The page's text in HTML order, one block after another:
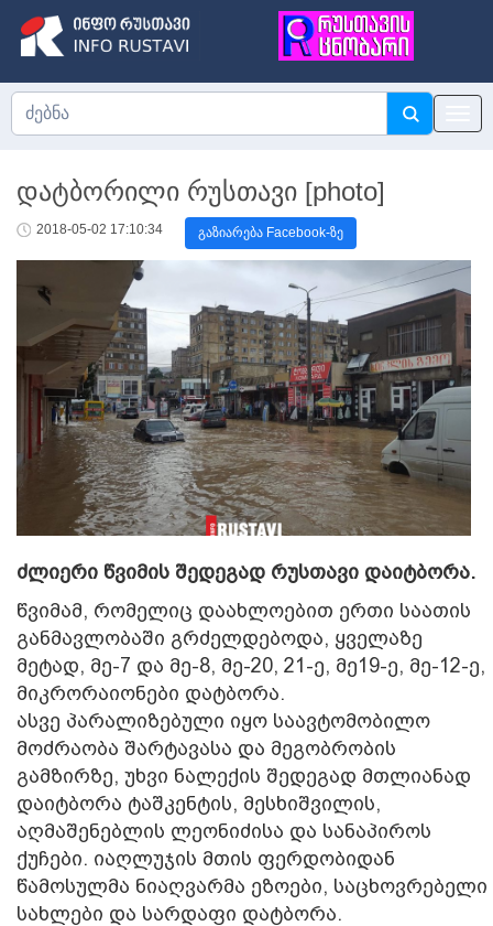
დატბორილი რუსთავი [photo]
2018-05-02 17:10:34 გაზიარება Facebook-ზე
ძლიერი წვიმის შედეგად რუსთავი დაიტბორა.
წვიმამ, რომელიც დაახლოებით ერთი საათის
განმავლობაში გრძელდებოდა, ყველაზე
მეტად, მე-7 და მე-8, მე-20, 21-ე, მე19-ე, მე-12-ე,
მიკრორაიონები დატბორა.
ასვე პარალიზებული იყო საავტომობილო
მოძრაობა შარტავასა და მეგობრობის
გამზირზე, უხვი ნალექის შედეგად მთლიანად
დაიტბორა ტაშკენტის, მესხიშვილის,
აღმაშენებლის ლეონიძისა და სანაპიროს
ქუჩები. იაღლუჯის მთის ფერდობიდან
წამოსულმა ნიაღვარმა ეზოები, საცხოვრებელი
სახლები და სარდაფი დატბორა.